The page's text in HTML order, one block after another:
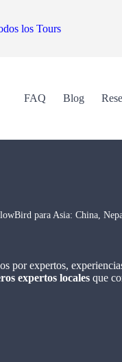
los Tours
FAQ Blog
para Asia: China,
por expertos,
expertos localesque